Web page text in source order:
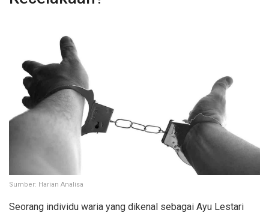
Sumber: Harian Analisa
Seorang individu waria yang dikenal sebagai Ayu Lestari